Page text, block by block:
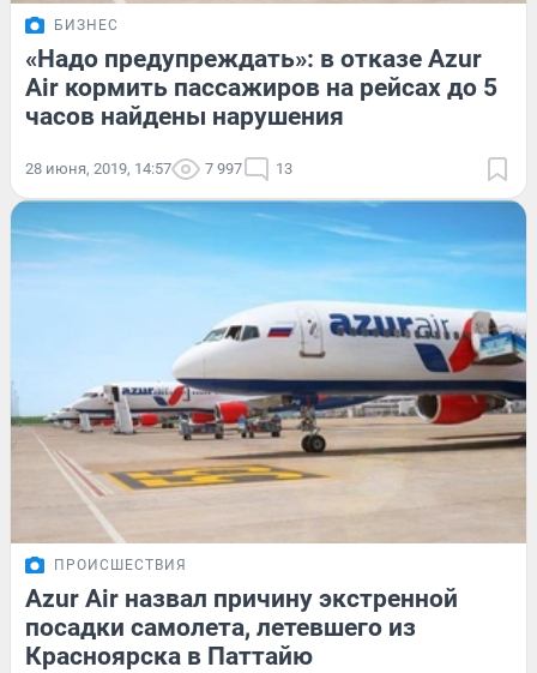
БИЗНЕС
«Надо предупреждать»: в отказе Azur
Air кормить пассажиров на рейсах до 5
часов найдены нарушения
28 июня, 2019, 14:57 7 997 13
ПРОИСШЕСТВИЯ
Azur Air назвал причину экстренной
посадки самолета, летевшего из
Красноярска в Паттайю